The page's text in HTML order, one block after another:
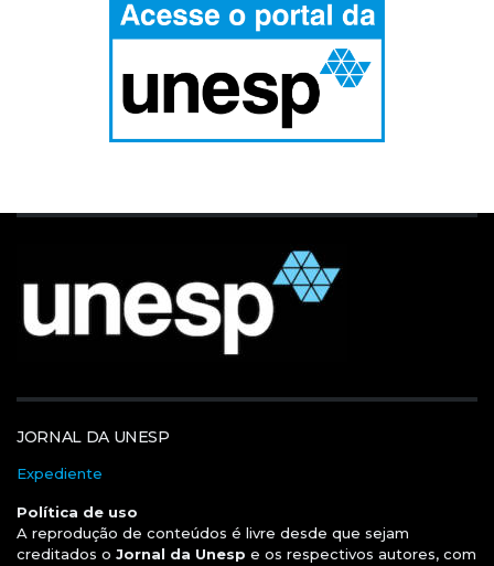
JORNAL DA UNESP
Expediente
Política de uso
A reprodução de conteúdos é livre desde que sejam
creditados o Jornal da Unesp e os respectivos autores, com